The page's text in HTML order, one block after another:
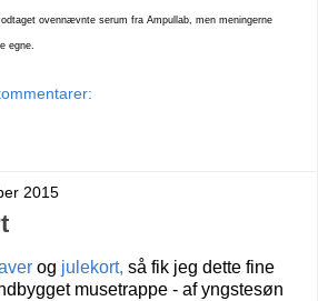
ovennævnte serum fra Ampullab, men meningerne
egne.
2015
og julekort, så fik jeg dette fine
musetrappe - af yngstesøn